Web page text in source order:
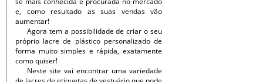
e, como resultado as suas vendas vão
aumentar!
Agora tem a possibilidade de criar o seu
próprio lacre de plástico personalizado de
forma muito simples e rápida, exatamente
como quiser!
Neste site vai encontrar uma variedade